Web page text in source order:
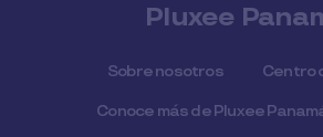
Pluxee
Sobre nosotros Centro
Conoce más de Pluxee